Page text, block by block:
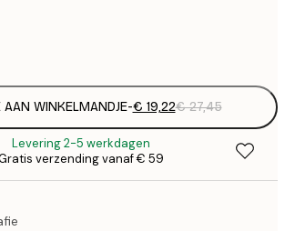
AAN WINKELMANDJE-€ 19,22€ 27,45
Levering 2-5 werkdagen
verzending vanaf € 59